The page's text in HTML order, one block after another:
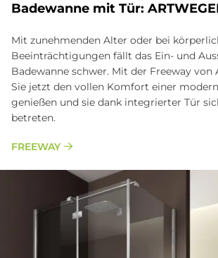
Ba­de­wan­ne mit Tür:
Mit zunehmenden Alter oder bei
Beeinträchtigungen fällt das Ein- und
Badewanne schwer. Mit der Freeway
Sie jetzt den vollen Komfort einer
genießen und sie dank integrierter Tür
betreten.
FREEWAY